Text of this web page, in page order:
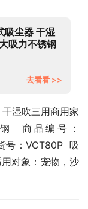
吸尘器 干湿
吸力不锈钢
去看看 >>
湿吹三用商用家
商品编号：
号：VCT80P  吸
对象：宠物，沙